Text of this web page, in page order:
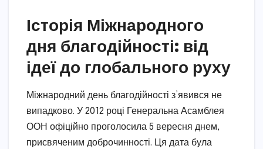
Історія Міжнародного
дня благодійності: від
ідеї до глобального руху
Міжнародний день благодійності з’явився не
випадково. У 2012 році Генеральна Асамблея
ООН офіційно проголосила 5 вересня днем,
присвяченим доброчинності. Ця дата була